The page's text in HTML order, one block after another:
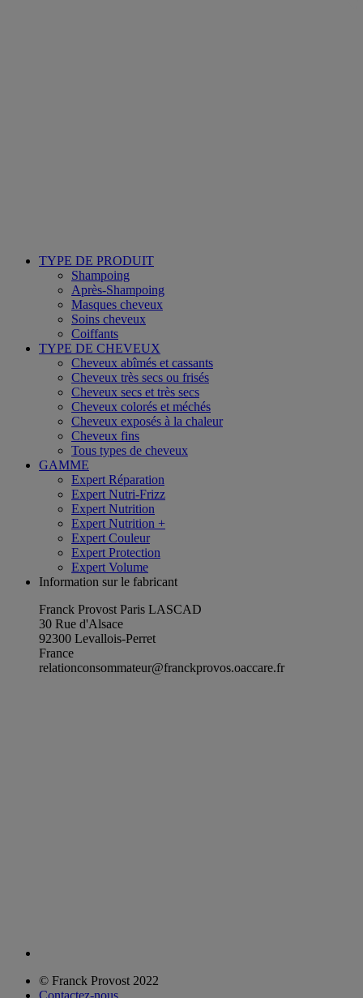
TYPE DE PRODUIT
Shampoing
Après-Shampoing
Masques cheveux
Soins cheveux
Coiffants
TYPE DE CHEVEUX
Cheveux abîmés et cassants
Cheveux très secs ou frisés
Cheveux secs et très secs
Cheveux colorés et méchés
Cheveux exposés à la chaleur
Cheveux fins
Tous types de cheveux
GAMME
Expert Réparation
Expert Nutri-Frizz
Expert Nutrition
Expert Nutrition +
Expert Couleur
Expert Protection
Expert Volume
Information sur le fabricant
Franck Provost Paris LASCAD
30 Rue d'Alsace
92300 Levallois-Perret
France
relationconsommateur@franckprovos.oaccare.fr
© Franck Provost 2022
Contactez-nous